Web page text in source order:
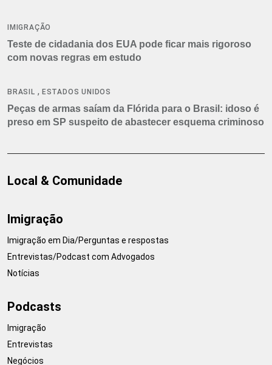
IMIGRAÇÃO
Teste de cidadania dos EUA pode ficar mais rigoroso
com novas regras em estudo
BRASIL , ESTADOS UNIDOS
Peças de armas saíam da Flórida para o Brasil: idoso é
preso em SP suspeito de abastecer esquema criminoso
Local & Comunidade
Imigração
Imigração em Dia/Perguntas e respostas
Entrevistas/Podcast com Advogados
Notícias
Podcasts
Imigração
Entrevistas
Negócios